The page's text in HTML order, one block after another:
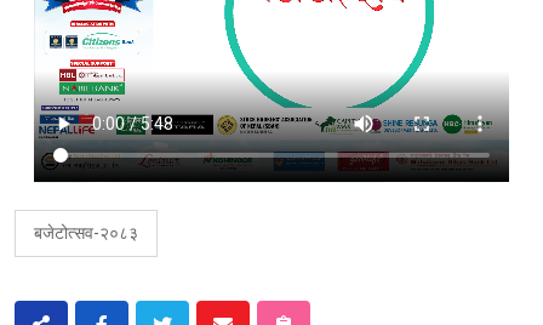
बजेटोत्सव-२०८३